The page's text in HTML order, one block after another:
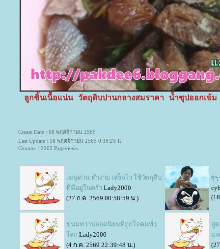
ลูกชิ้นเนื้อแน่น วัตถุดิบปานกลางสมราคา น้ำซุปออกเข้
Create Date : 08 พฤศจิกายน 2565
Last Update : 16 พฤศจิกายน 2565 0:38:25 น.
Counter : 2262 Pageviews.
เมนูด่วน ทำง่าย เสร็จไว ใช้วัตถุดิบ
ที่มีอยู่ในครัว Lady2000
(27 ก.ค. 2569 00:58:59 น.)
รีวิ
ขนมหวานยอดนิยมที่ถูกใจคนทั่ว
ลก Lady2000
(4 ก.ค. 2569 22:39:48 น.)
สู
พ